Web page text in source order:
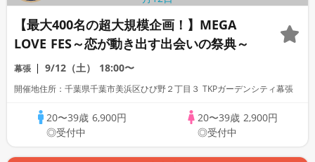
【最大400名の超大規模企画！】MEGA
LOVE FES～恋が動き出す出会いの祭典～
幕張 9/12（土） 18:00〜
開催地住所：千葉県千葉市美浜区ひび野２丁目３ TKPガーデンシティ幕張
20〜39歳 6,900円
◎受付中
20〜39歳 2,900円
◎受付中